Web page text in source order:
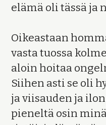
elämä oli tässä ja
Oikeastaan
vasta tuossa
aloin hoitaa
Siihen asti se oli
ja viisauden ja
pieneltä osin